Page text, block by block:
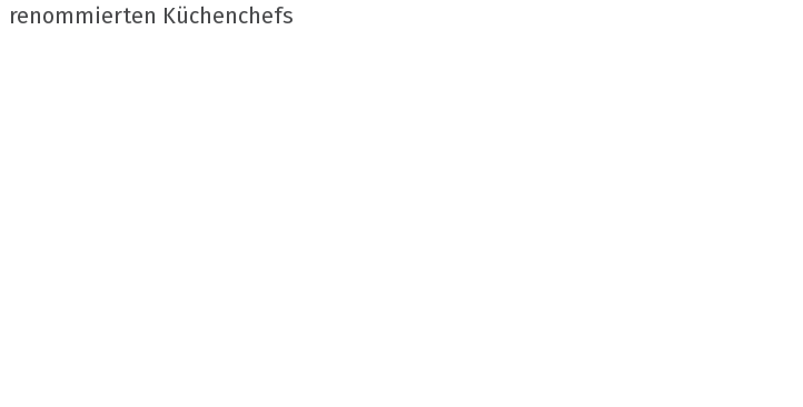
renommierten Küchenchefs